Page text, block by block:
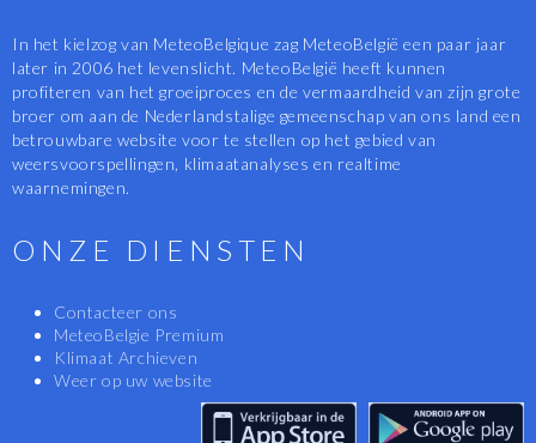
In het kielzog van MeteoBelgique zag MeteoBelgië een paar jaar
later in 2006 het levenslicht. MeteoBelgië heeft kunnen
profiteren van het groeiproces en de vermaardheid van zijn grote
broer om aan de Nederlandstalige gemeenschap van ons land een
betrouwbare website voor te stellen op het gebied van
weersvoorspellingen, klimaatanalyses en realtime
waarnemingen.
ONZE DIENSTEN
Contacteer ons
MeteoBelgie Premium
Klimaat Archieven
Weer op uw website